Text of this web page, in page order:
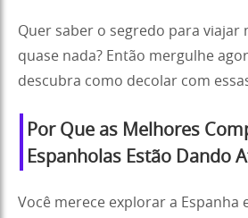
Quer saber o segredo para viajar
quase nada? Então mergulhe
descubra como decolar com
Por Que as Melhores
Espanholas Estão Dando
Você merece explorar a Espanha